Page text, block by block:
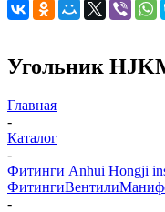
Угольник
Главная
-
Каталог
-
Фитинги Anhui Hongji
ФитингиВентили
-